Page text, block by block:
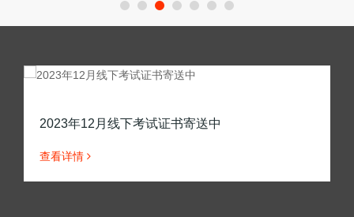
2023年12月线下考试证书寄送中
查看详情